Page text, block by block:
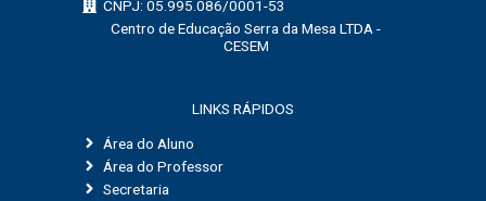
CNPJ: 05.995.086/0001-53
Centro de Educação Serra da Mesa LTDA -
CESEM
LINKS RÁPIDOS
Área do Aluno
Área do Professor
Secretaria